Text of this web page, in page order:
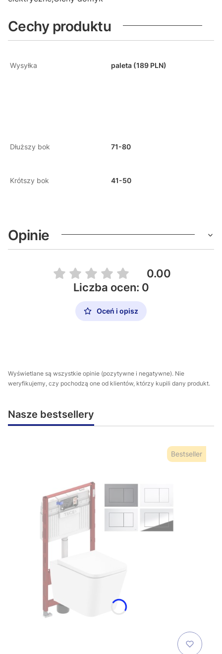
Cechy produktu
Wysyłka paleta (189 PLN)
Dłuższy bok 71-80
Krótszy bok 41-50
Opinie
0.00
Liczba ocen: 0
Oceń i opisz
Wyświetlane są wszystkie opinie (pozytywne i negatywne). Nie
weryfikujemy, czy pochodzą one od klientów, którzy kupili dany produkt.
Nasze bestsellery
Bestseller